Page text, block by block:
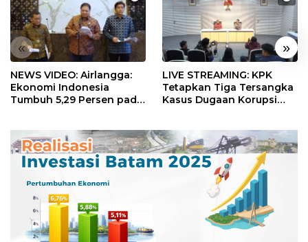
« »
NEWS VIDEO: Airlangga:
Ekonomi Indonesia
Tumbuh 5,29 Persen pada
LIVE STREAMING: KPK
Tetapkan Tiga Tersangka
Kasus Dugaan Korupsi